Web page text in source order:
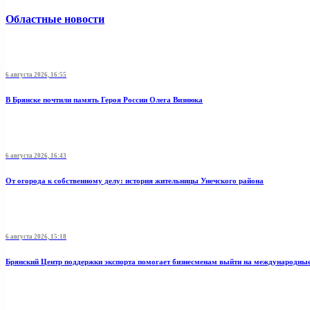
Областные новости
6 августа 2026, 16:55
В Брянске почтили память Героя России Олега Визнюка
6 августа 2026, 16:43
От огорода к собственному делу: история жительницы Унечского района
6 августа 2026, 15:18
Брянский Центр поддержки экспорта помогает бизнесменам выйти на